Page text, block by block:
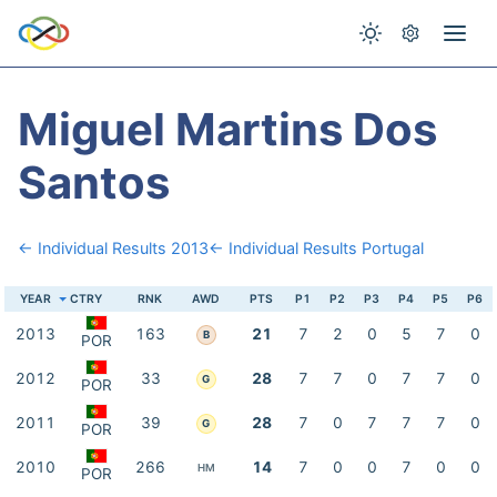
Miguel Martins Dos
Santos
← Individual Results 2013← Individual Results Portugal
YEAR CTRY RNK AWD PTS P1 P2 P3 P4 P5 P6
2013 POR 163 B 21 7 2 0 5 7 0
2012 POR 33 G 28 7 7 0 7 7 0
2011 POR 39 G 28 7 0 7 7 7 0
2010 POR 266 HM 14 7 0 0 7 0 0